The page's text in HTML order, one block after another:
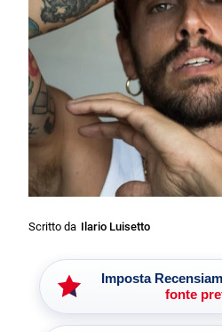
Scritto da Ilario Luisetto
Imposta
fonte